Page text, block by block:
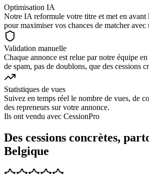
Optimisation IA
Notre IA reformule votre titre et met en avant
pour maximiser vos chances de matcher avec
Validation manuelle
Chaque annonce est relue par notre équipe
de spam, pas de doublons, que des cessions
Statistiques de vues
Suivez en temps réel le nombre de vues, de
des repreneurs sur votre annonce.
Ils ont vendu avec CessionPro
Des cessions concrètes,
Belgique